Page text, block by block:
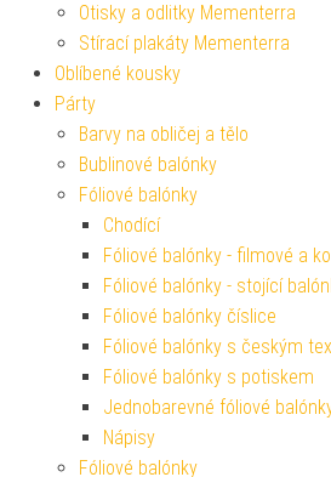
Otisky a odlitky Mementerra
Stírací plakáty Mementerra
Oblíbené kousky
Párty
Barvy na obličej a tělo
Bublinové balónky
Fóliové balónky
Chodící
Fóliové balónky - filmové a
Fóliové balónky - stojící
Fóliové balónky číslice
Fóliové balónky s českým
Fóliové balónky s potiskem
Jednobarevné fóliové
Nápisy
Fóliové balónky